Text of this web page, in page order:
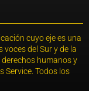
cuyo eje es una
del Sur y de la
humanos y
Service. Todos los